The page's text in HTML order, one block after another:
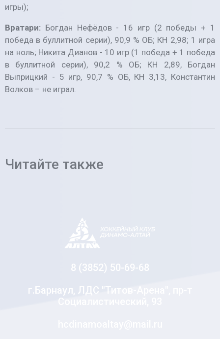
игры);
Вратари: Богдан Нефёдов - 16 игр (2 победы + 1
победа в буллитной серии), 90,9 % ОБ; КН 2,98; 1 игра
на ноль; Никита Дианов - 10 игр (1 победа + 1 победа
в буллитной серии), 90,2 % ОБ; КН 2,89, Богдан
Выприцкий - 5 игр, 90,7 % ОБ, КН 3,13, Константин
Волков – не играл.
Читайте также
8 (3852) 50-69-68
г.Барнаул, ЛДС "Титов-Арена", пр-т
Социалистический, 93